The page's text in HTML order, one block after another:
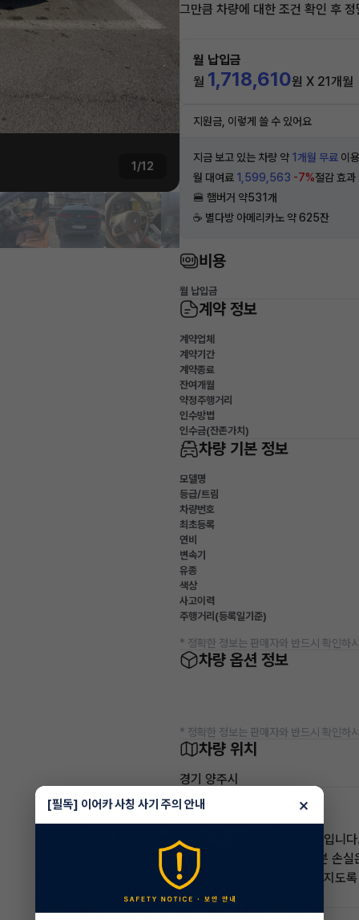
1/12
그만큼 차량에 대한 조건 확인 후
월 납입금
월 1,718,610원 X 21개월
지원금, 이렇게 쓸 수 있어요
지금 보고 있는 차량 약 1개월 무료 이
월 대여료 1,599,563 -7%절감 효과
🍔 햄버거 약531개
☕️ 별다방 아메리카노 약 625잔
비용
월 납입금
계약 정보
계약업체
계약기간
계약종료
잔여개월
약정주행거리
인수방법
인수금(잔존가치)
차량 기본 정보
모델명
등급/트림
차량번호
최초등록
연비
변속기
유종
색상
사고이력
주행거리(등록일기준)
* 정확한 정보는 판매자와 반드시 확인하
차량 옵션 정보
* 정확한 정보는 판매자와 반드시 확인하
차량 위치
경기 양주시
임준영 매니저
고객님의 만족이 첫번째 목표입니
어렵고 복잡한 리스/렌트 처분 손
신속하게 차량 인도까지 책임지도
5.0(30)
[필독] 이어카 사칭 사기 주의 안내 ×